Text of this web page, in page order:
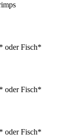
oder Fisch*
oder Fisch*
oder Fisch*